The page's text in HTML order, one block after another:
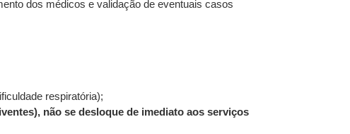
dos médicos e validação de eventuais casos
respiratória);
não se desloque de imediato aos serviços